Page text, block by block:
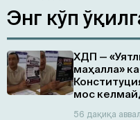
Энг кўп
ХДП —
маҳалла»
мос
56 дақиқа аввал